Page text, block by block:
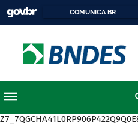
COMUNICA BR